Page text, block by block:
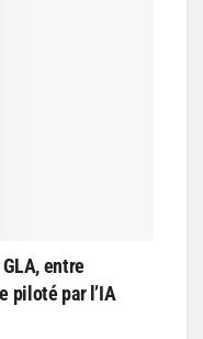
entre
piloté par l’IA